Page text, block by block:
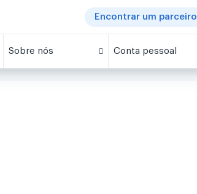
Encontrar um parceiro
Sobre nós Conta pessoal